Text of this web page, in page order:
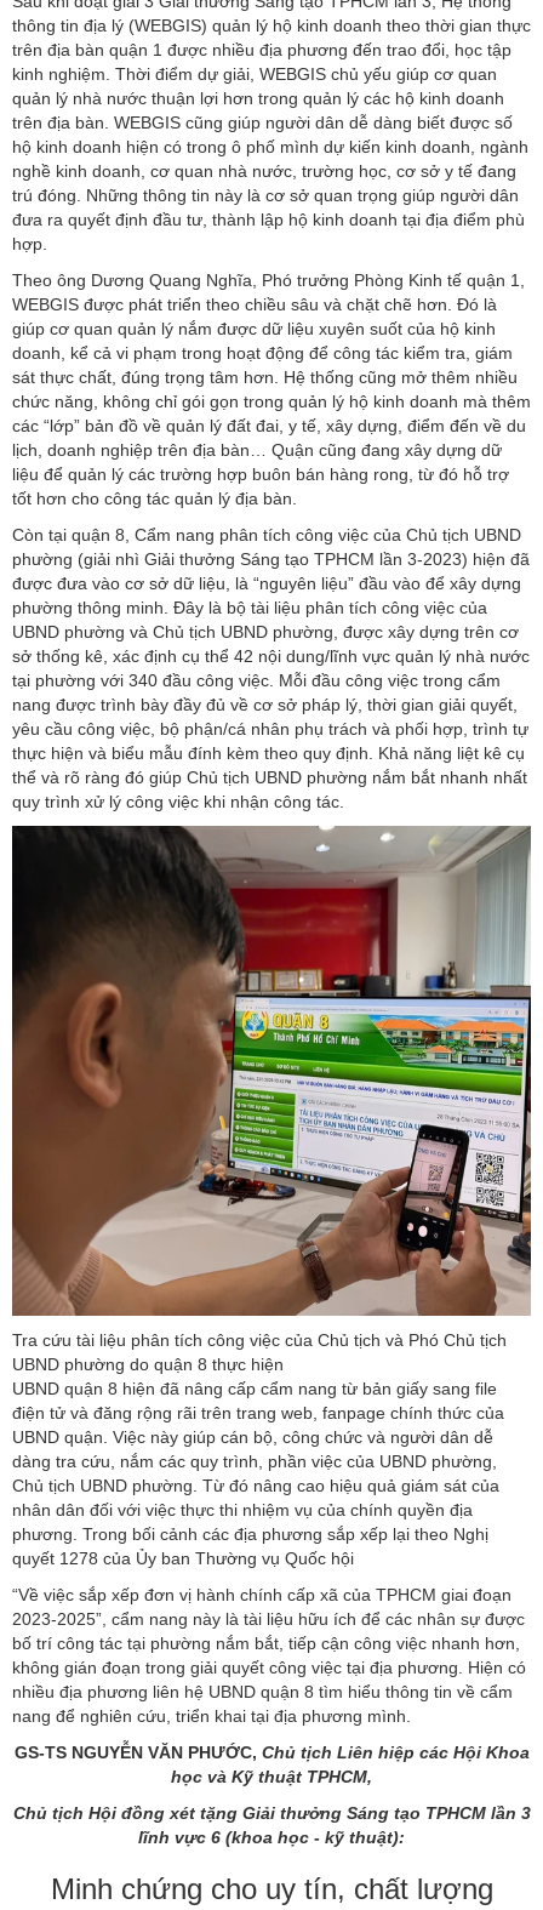
thông tin địa lý (WEBGIS) quản lý hộ kinh doanh theo thời gian thực
trên địa bàn quận 1 được nhiều địa phương đến trao đổi, học tập
kinh nghiệm. Thời điểm dự giải, WEBGIS chủ yếu giúp cơ quan
quản lý nhà nước thuận lợi hơn trong quản lý các hộ kinh doanh
trên địa bàn. WEBGIS cũng giúp người dân dễ dàng biết được số
hộ kinh doanh hiện có trong ô phố mình dự kiến kinh doanh, ngành
nghề kinh doanh, cơ quan nhà nước, trường học, cơ sở y tế đang
trú đóng. Những thông tin này là cơ sở quan trọng giúp người dân
đưa ra quyết định đầu tư, thành lập hộ kinh doanh tại địa điểm phù
hợp.
Theo ông Dương Quang Nghĩa, Phó trưởng Phòng Kinh tế quận 1,
WEBGIS được phát triển theo chiều sâu và chặt chẽ hơn. Đó là
giúp cơ quan quản lý nắm được dữ liệu xuyên suốt của hộ kinh
doanh, kể cả vi phạm trong hoạt động để công tác kiểm tra, giám
sát thực chất, đúng trọng tâm hơn. Hệ thống cũng mở thêm nhiều
chức năng, không chỉ gói gọn trong quản lý hộ kinh doanh mà thêm
các “lớp” bản đồ về quản lý đất đai, y tế, xây dựng, điểm đến về du
lịch, doanh nghiệp trên địa bàn… Quận cũng đang xây dựng dữ
liệu để quản lý các trường hợp buôn bán hàng rong, từ đó hỗ trợ
tốt hơn cho công tác quản lý địa bàn.
Còn tại quận 8, Cẩm nang phân tích công việc của Chủ tịch UBND
phường (giải nhì Giải thưởng Sáng tạo TPHCM lần 3-2023) hiện đã
được đưa vào cơ sở dữ liệu, là “nguyên liệu” đầu vào để xây dựng
phường thông minh. Đây là bộ tài liệu phân tích công việc của
UBND phường và Chủ tịch UBND phường, được xây dựng trên cơ
sở thống kê, xác định cụ thể 42 nội dung/lĩnh vực quản lý nhà nước
tại phường với 340 đầu công việc. Mỗi đầu công việc trong cẩm
nang được trình bày đầy đủ về cơ sở pháp lý, thời gian giải quyết,
yêu cầu công việc, bộ phận/cá nhân phụ trách và phối hợp, trình tự
thực hiện và biểu mẫu đính kèm theo quy định. Khả năng liệt kê cụ
thể và rõ ràng đó giúp Chủ tịch UBND phường nắm bắt nhanh nhất
quy trình xử lý công việc khi nhận công tác.
Tra cứu tài liệu phân tích công việc của Chủ tịch và Phó Chủ tịch
UBND phường do quận 8 thực hiện
UBND quận 8 hiện đã nâng cấp cẩm nang từ bản giấy sang file
điện tử và đăng rộng rãi trên trang web, fanpage chính thức của
UBND quận. Việc này giúp cán bộ, công chức và người dân dễ
dàng tra cứu, nắm các quy trình, phần việc của UBND phường,
Chủ tịch UBND phường. Từ đó nâng cao hiệu quả giám sát của
nhân dân đối với việc thực thi nhiệm vụ của chính quyền địa
phương. Trong bối cảnh các địa phương sắp xếp lại theo Nghị
quyết 1278 của Ủy ban Thường vụ Quốc hội
“Về việc sắp xếp đơn vị hành chính cấp xã của TPHCM giai đoạn
2023-2025”, cẩm nang này là tài liệu hữu ích để các nhân sự được
bố trí công tác tại phường nắm bắt, tiếp cận công việc nhanh hơn,
không gián đoạn trong giải quyết công việc tại địa phương. Hiện có
nhiều địa phương liên hệ UBND quận 8 tìm hiểu thông tin về cẩm
nang để nghiên cứu, triển khai tại địa phương mình.
GS-TS NGUYỄN VĂN PHƯỚC, Chủ tịch Liên hiệp các Hội Khoa
học và Kỹ thuật TPHCM,
Chủ tịch Hội đồng xét tặng Giải thưởng Sáng tạo TPHCM lần 3
lĩnh vực 6 (khoa học - kỹ thuật):
Minh chứng cho uy tín, chất lượng